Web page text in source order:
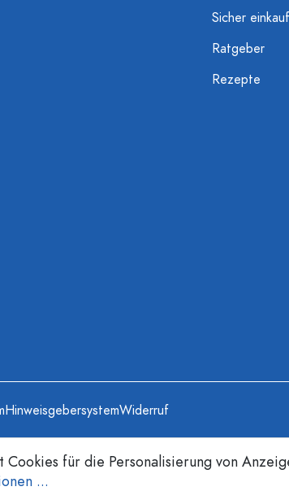
Sicher
Ratgeber
Rezepte
HinweisgebersystemWiderruf
für die Personalisierung von
...